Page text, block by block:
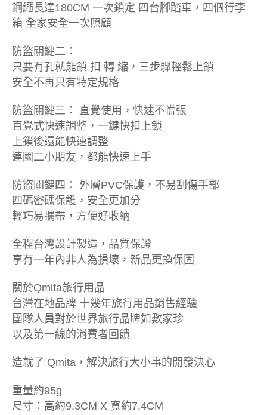
鋼繩長達180CM 一次鎖定 四台腳踏車，四個行李
箱 全家安全一次照顧
防盜關鍵二：
只要有孔就能鎖 扣 轉 縮，三步驟輕鬆上鎖
安全不再只有特定規格
防盜關鍵三： 直覺使用，快速不慌張
直覺式快速調整，一鍵快扣上鎖
上鎖後還能快速調整
連國二小朋友，都能快速上手
防盜關鍵四： 外層PVC保護，不易刮傷手部
四碼密碼保護，安全更加分
輕巧易攜帶，方便好收納
全程台灣設計製造，品質保證
享有一年內非人為損壞，新品更換保固
關於Qmita旅行用品
台灣在地品牌 十幾年旅行用品銷售經驗
團隊人員對於世界旅行品牌如數家珍
以及第一線的消費者回饋
造就了 Qmita，解決旅行大小事的開發決心
重量約95g
尺寸：高約9.3CM X 寬約7.4CM